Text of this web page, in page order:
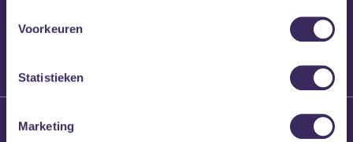
Voorkeuren
Statistieken
Marketing
Grote Prijs Breda
2026 geopend met
nieuwe categorie
voor producers